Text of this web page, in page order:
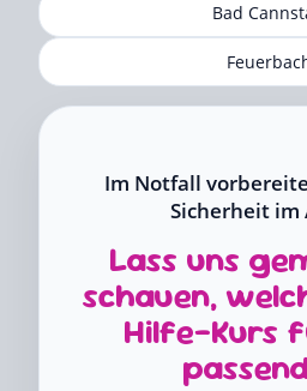
Bad
Im Notfall
Sicherheit im
Lass uns
schauen,
Hilfe-Kurs